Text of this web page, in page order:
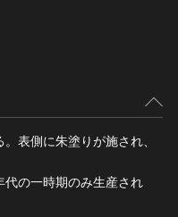
表側に朱塗りが施され、
の一時期のみ生産され